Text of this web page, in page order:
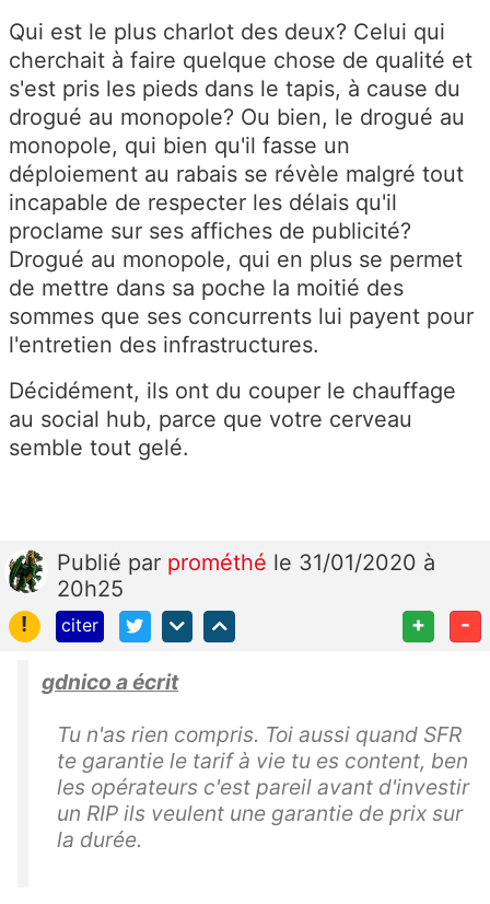
Qui est le plus charlot des deux? Celui qui
cherchait à faire quelque chose de qualité et
s'est pris les pieds dans le tapis, à cause du
drogué au monopole? Ou bien, le drogué au
monopole, qui bien qu'il fasse un
déploiement au rabais se révèle malgré tout
incapable de respecter les délais qu'il
proclame sur ses affiches de publicité?
Drogué au monopole, qui en plus se permet
de mettre dans sa poche la moitié des
sommes que ses concurrents lui payent pour
l'entretien des infrastructures.
Décidément, ils ont du couper le chauffage
au social hub, parce que votre cerveau
semble tout gelé.
Publié par prométhé le 31/01/2020 à
20h25
!
citer + -
gdnico a écrit
Tu n'as rien compris. Toi aussi quand SFR
te garantie le tarif à vie tu es content, ben
les opérateurs c'est pareil avant d'investir
un RIP ils veulent une garantie de prix sur
la durée.